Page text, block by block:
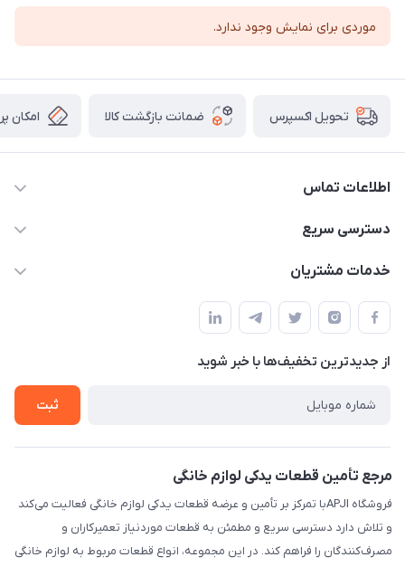
موردی برای نمایش وجود ندارد.
تحویل اکسپرس ضمانت بازگشت کالا امکان
اطلاعات تماس
09106753413
دسترسی سریع
حساب کاربری
لیست محصولات
درباره ما
خدمات مشتریان
قوانین و مقررات
حریم خصوصی
راهنما
از جدید‌ترین تخفیف‌ها با‌ خبر شوید
ثبت
مرجع تأمین قطعات یدکی لوازم خانگی
فروشگاه APJIبا تمرکز بر تأمین و عرضه قطعات یدکی لوازم خانگی فعالیت می‌کند
و تلاش دارد دسترسی سریع و مطمئن به قطعات موردنیاز تعمیرکاران و
مصرف‌کنندگان را فراهم کند. در این مجموعه، انواع قطعات مربوط به لوازم خانگی